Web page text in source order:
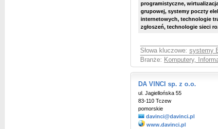
programistyczne,
grupowej, systemy poczty
internetowych, technologie
zgłoszeń, technologie sieci
Słowa kluczowe: systemy
Branże: Komputery,
DA VINCI sp. z o.o.
ul. Jagiellońska 55
83-110 Tczew
pomorskie
davinci@davinci.pl
www.davinci.pl